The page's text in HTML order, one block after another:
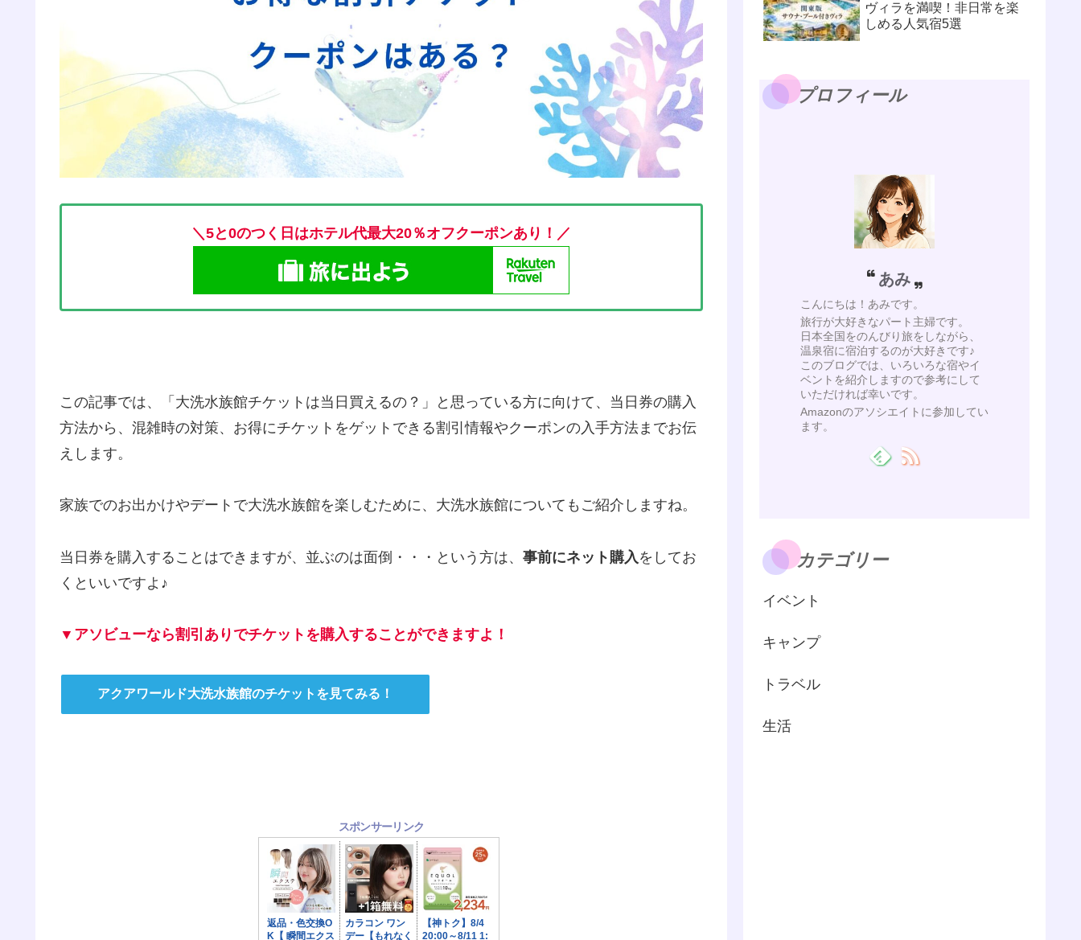
＼5と0のつく日はホテル代最大20％オフクーポンあり！／
この記事では、「大洗水族館チケットは当日買えるの？」と思っている方に向けて、当日券の購入
方法から、混雑時の対策、お得にチケットをゲットできる割引情報やクーポンの入手方法までお伝
えします。
家族でのお出かけやデートで大洗水族館を楽しむために、大洗水族館についてもご紹介しますね。
当日券を購入することはできますが、並ぶのは面倒・・・という方は、 事前にネット購入 をしてお
くといいですよ♪
▼アソビューなら割引あり でチケットを購入することができますよ！
アクアワールド大洗水族館のチケットを見てみる！
スポンサーリンク
ヴィラを満喫！非日常を楽
しめる人気宿5選
プロフィール
あみ
こんにちは！あみです。
旅行が大好きなパート主婦です。
日本全国をのんびり旅をしながら、
温泉宿に宿泊するのが大好きです♪
このブログでは、いろいろな宿やイ
ベントを紹介しますので参考にして
いただければ幸いです。
Amazonのアソシエイトに参加してい
ます。
カテゴリー
イベント
キャンプ
トラベル
生活